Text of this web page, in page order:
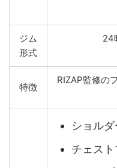
ジム
形式
24
特徴
RIZAP監修の
ショル
チェスト